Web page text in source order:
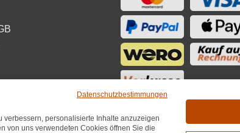
Datenschutzbestimmungen
verbessern, personalisierte Inhalte anzuzeigen
von uns verwendeten Cookies öffnen Sie die